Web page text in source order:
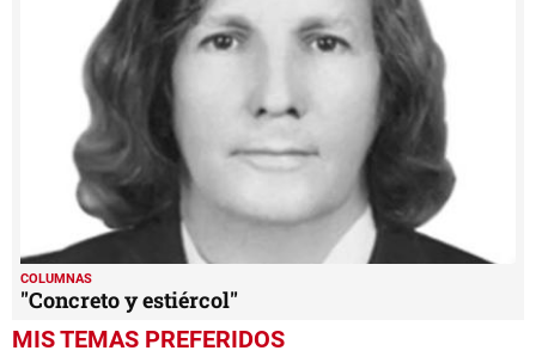
COLUMNAS
"Concreto y estiércol"
MIS TEMAS PREFERIDOS